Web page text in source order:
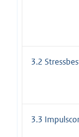
3.2
3.3